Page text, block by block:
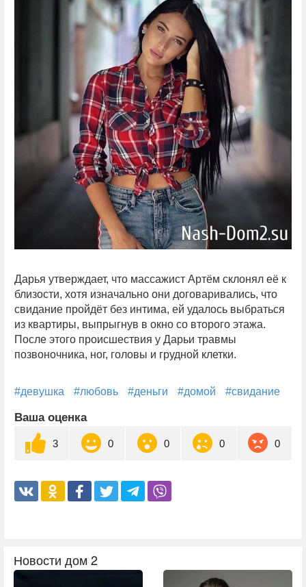
Дарья утверждает, что массажист Артём склонял её к
близости, хотя изначально они договаривались, что
свидание пройдёт без интима, ей удалось выбраться
из квартиры, выпрыгнув в окно со второго этажа.
После этого происшествия у Дарьи травмы
позвоночника, ног, головы и грудной клетки.
#девушка #любовь #деньги #домой #свидание
Ваша оценка
3 0 0 0 0
Новости дом 2